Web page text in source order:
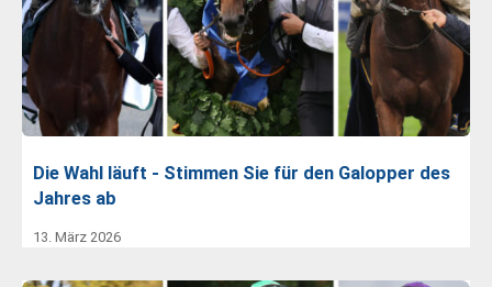
Die Wahl läuft - Stimmen Sie für den Galopper des
Jahres ab
13. März 2026